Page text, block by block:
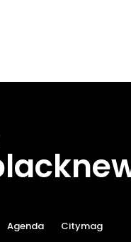
Agenda Citymag